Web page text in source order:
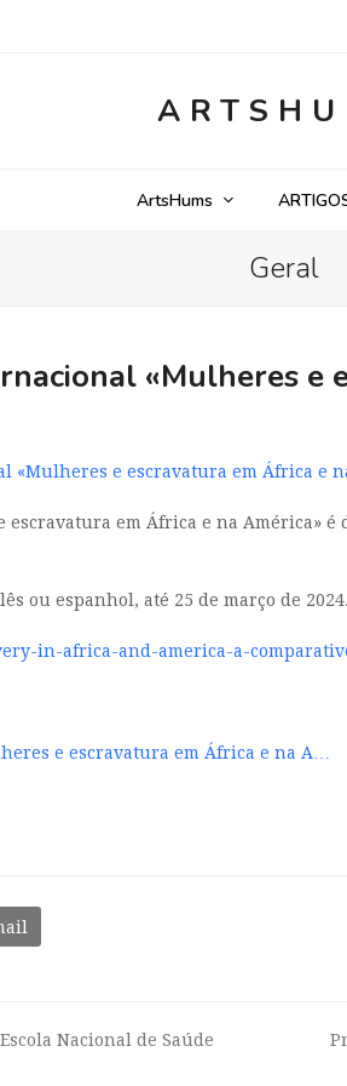
ArtsHums
Geral
«Mulheres e
«Mulheres e escravatura em África e
em África e na América»
ou espanhol, até 25 de março de 2024.
in-africa-and-america-a-
e escravatura em África e na A…
Nacional de Saúde